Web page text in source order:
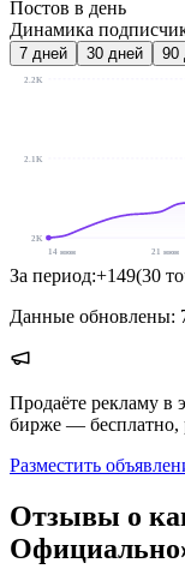
Постов в день
Динамика
7 дней 30 дней 90
2.2K
2.1K
2K
14 июн
21 июн
За период:+149(30
Данные обновлены:
Продаёте рекламу в
бирже — бесплатно,
Разместить
Отзывы о
Официально